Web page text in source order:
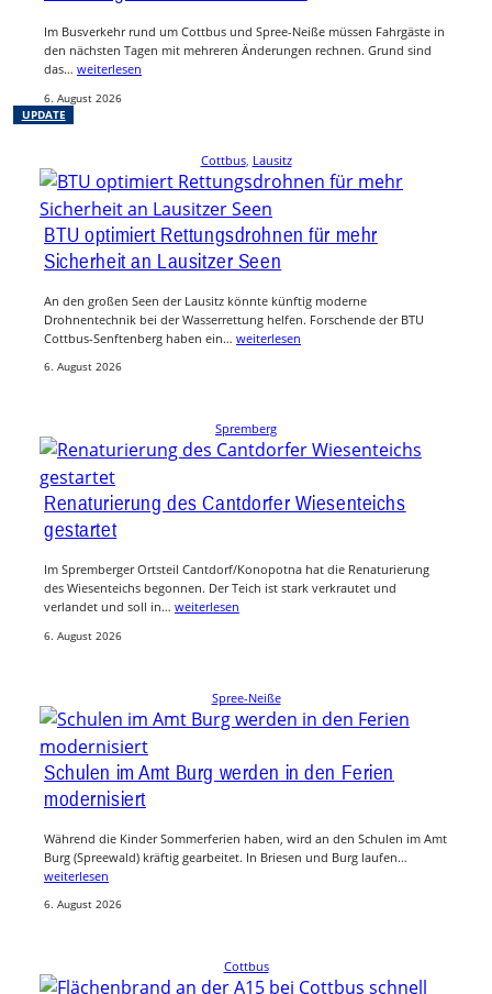
UPDATE
Im Busverkehr rund um Cottbus und Spree-Neiße müssen Fahrgäste in
den nächsten Tagen mit mehreren Änderungen rechnen. Grund sind
das… weiterlesen
6. August 2026
Cottbus, Lausitz
BTU optimiert Rettungsdrohnen für mehr
Sicherheit an Lausitzer Seen
An den großen Seen der Lausitz könnte künftig moderne
Drohnentechnik bei der Wasserrettung helfen. Forschende der BTU
Cottbus-Senftenberg haben ein… weiterlesen
6. August 2026
Spremberg
Renaturierung des Cantdorfer Wiesenteichs
gestartet
Im Spremberger Ortsteil Cantdorf/Konopotna hat die Renaturierung
des Wiesenteichs begonnen. Der Teich ist stark verkrautet und
verlandet und soll in… weiterlesen
6. August 2026
Spree-Neiße
Schulen im Amt Burg werden in den Ferien
modernisiert
Während die Kinder Sommerferien haben, wird an den Schulen im Amt
Burg (Spreewald) kräftig gearbeitet. In Briesen und Burg laufen…
weiterlesen
6. August 2026
Cottbus